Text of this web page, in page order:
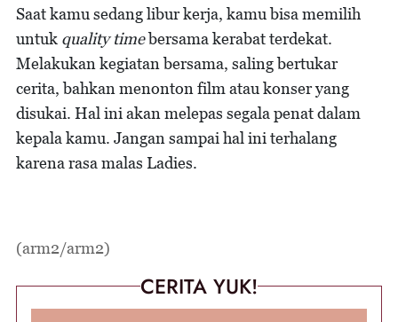
Saat kamu sedang libur kerja, kamu bisa memilih
untuk quality timebersama kerabat terdekat.
Melakukan kegiatan bersama, saling bertukar
cerita, bahkan menonton film atau konser yang
disukai. Hal ini akan melepas segala penat dalam
kepala kamu. Jangan sampai hal ini terhalang
karena rasa malas Ladies.
(arm2/arm2)
CERITA YUK!